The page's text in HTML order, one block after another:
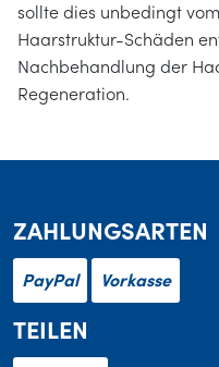
sollte dies unbedingt
Haarstruktur-Schäden
Nachbehandlung der
Regeneration.
ZAHLUNGSARTEN
PayPal Vorkasse
TEILEN